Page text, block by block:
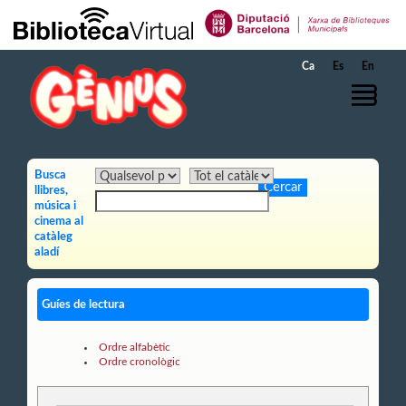
Salta al contingut principal
Ca Es En
Busca
llibres,
música i
cinema al
catàleg
aladí
Guíes de lectura
Ordre alfabètic
Ordre cronològic